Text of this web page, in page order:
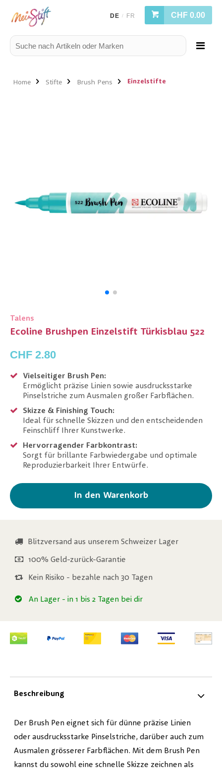
DE / FR CHF 0.00
Home Stifte Brush Pens Einzelstifte
Talens
Ecoline Brushpen Einzelstift Türkisblau 522
CHF 2.80
Vielseitiger Brush Pen:
Ermöglicht präzise Linien sowie ausdrucksstarke
Pinselstriche zum Ausmalen großer Farbflächen.
Skizze & Finishing Touch:
Ideal für schnelle Skizzen und den entscheidenden
Feinschliff Ihrer Kunstwerke.
Hervorragender Farbkontrast:
Sorgt für brillante Farbwiedergabe und optimale
Reproduzierbarkeit Ihrer Entwürfe.
In den Warenkorb
Blitzversand aus unserem Schweizer Lager
100% Geld-zurück-Garantie
Kein Risiko - bezahle nach 30 Tagen
An Lager - in 1 bis 2 Tagen bei dir
Beschreibung
Der Brush Pen eignet sich für dünne präzise Linien
oder ausdrucksstarke Pinselstriche, darüber auch zum
Ausmalen grösserer Farbflächen. Mit dem Brush Pen
kannst du sowohl eine schnelle Skizze zeichnen als